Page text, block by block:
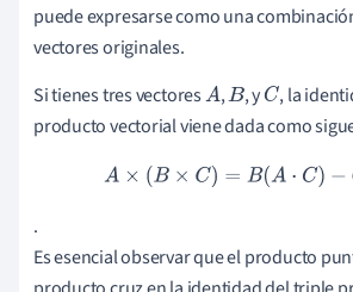
puede expresarse como una
vectores originales.
Si tienes tres vectoresA ,B , yC , la
producto vectorial viene dada como
A ×(B× C) =B(A⋅C ) −C(A⋅B
.
Es esencial observar que el producto